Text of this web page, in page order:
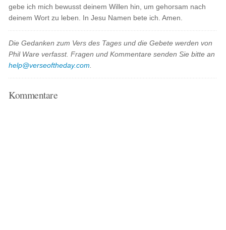
gebe ich mich bewusst deinem Willen hin, um gehorsam nach
deinem Wort zu leben. In Jesu Namen bete ich. Amen.
Die Gedanken zum Vers des Tages und die Gebete werden von
Phil Ware verfasst. Fragen und Kommentare senden Sie bitte an
help@verseoftheday.com
Kommentare